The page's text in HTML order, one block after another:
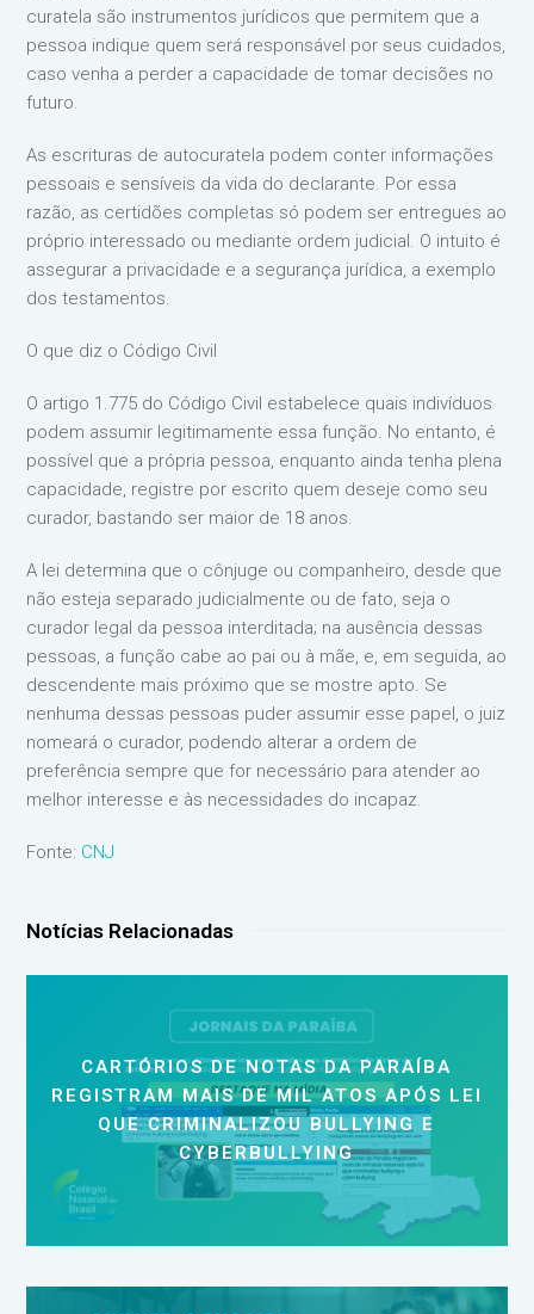
curatela são instrumentos jurídicos que permitem que a
pessoa indique quem será responsável por seus cuidados,
caso venha a perder a capacidade de tomar decisões no
futuro.
As escrituras de autocuratela podem conter informações
pessoais e sensíveis da vida do declarante. Por essa
razão, as certidões completas só podem ser entregues ao
próprio interessado ou mediante ordem judicial. O intuito é
assegurar a privacidade e a segurança jurídica, a exemplo
dos testamentos.
O que diz o Código Civil
O artigo 1.775 do Código Civil estabelece quais indivíduos
podem assumir legitimamente essa função. No entanto, é
possível que a própria pessoa, enquanto ainda tenha plena
capacidade, registre por escrito quem deseje como seu
curador, bastando ser maior de 18 anos.
A lei determina que o cônjuge ou companheiro, desde que
não esteja separado judicialmente ou de fato, seja o
curador legal da pessoa interditada; na ausência dessas
pessoas, a função cabe ao pai ou à mãe, e, em seguida, ao
descendente mais próximo que se mostre apto. Se
nenhuma dessas pessoas puder assumir esse papel, o juiz
nomeará o curador, podendo alterar a ordem de
preferência sempre que for necessário para atender ao
melhor interesse e às necessidades do incapaz.
Fonte: CNJ
Notícias Relacionadas
CARTÓRIOS DE NOTAS DA PARAÍBA
REGISTRAM MAIS DE MIL ATOS APÓS LEI
QUE CRIMINALIZOU BULLYING E
CYBERBULLYING